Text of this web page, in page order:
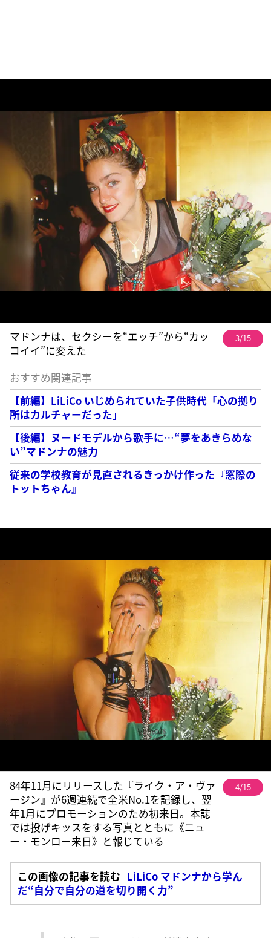
マドンナは、セクシーを“エッチ”から“カッ
コイイ”に変えた
3/15
おすすめ関連記事
【前編】LiLiCo いじめられていた子供時代「心の拠り
所はカルチャーだった」
【後編】ヌードモデルから歌手に…“夢をあきらめな
い”マドンナの魅力
従来の学校教育が見直されるきっかけ作った『窓際の
トットちゃん』
84年11月にリリースした『ライク・ア・ヴァ
ージン』が6週連続で全米No.1を記録し、翌
年1月にプロモーションのため初来日。本誌
では投げキッスをする写真とともに《ニュ
ー・モンロー来日》と報じている
4/15
この画像の記事を読む LiLiCo マドンナから学ん
だ“自分で自分の道を切り開く力”